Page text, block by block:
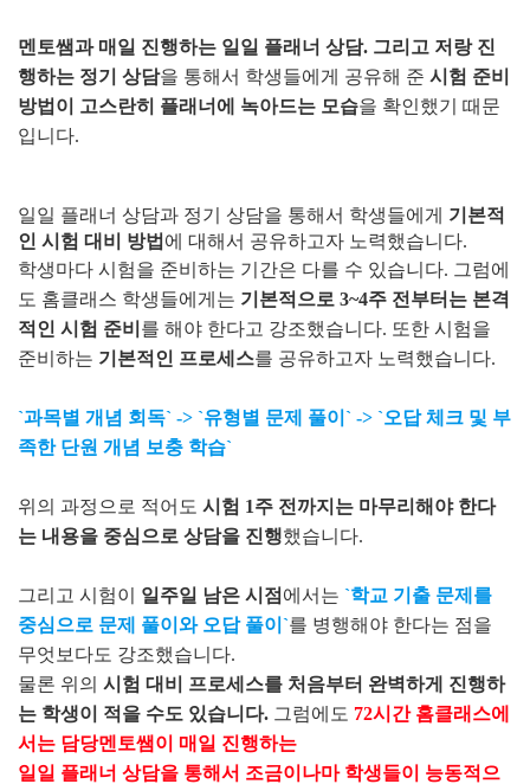
멘토쌤과 매일 진행하는 일일 플래너 상담. 그리고 저랑 진
행하는 정기 상담을 통해서 학생들에게 공유해 준 시험 준비
방법이 고스란히 플래너에 녹아드는 모습을 확인했기 때문
입니다.
일일 플래너 상담과 정기 상담을 통해서 학생들에게 기본적
인 시험 대비 방법 에 대해서 공유하고자 노력했습니다.
학생마다 시험을 준비하는 기간은 다를 수 있습니다. 그럼에
도 홈클래스 학생들에게는 기본적으로 3~4주 전부터는 본격
적인 시험 준비 를 해야 한다고 강조했습니다. 또한 시험을
준비하는 기본적인 프로세스를 공유하고자 노력했습니다.
`과목별 개념 회독` -> `유형별 문제 풀이` -> `오답 체크 및 부
족한 단원 개념 보충 학습`
위의 과정으로 적어도 시험 1주 전까지는 마무리해야 한다
는 내용을 중심으로 상담을 진행했습니다.
그리고 시험이 일주일 남은 시점 에서는 `학교 기출 문제를
중심으로 문제 풀이와 오답 풀이`를 병행해야 한다는 점을
무엇보다도 강조했습니다.
물론 위의 시험 대비 프로세스를 처음부터 완벽하게 진행하
는 학생이 적을 수도 있습니다. 그럼에도 72시간 홈클래스에
서는 담당멘토쌤이 매일 진행하는
일일 플래너 상담을 통해서 조금이나마 학생들이 능동적으